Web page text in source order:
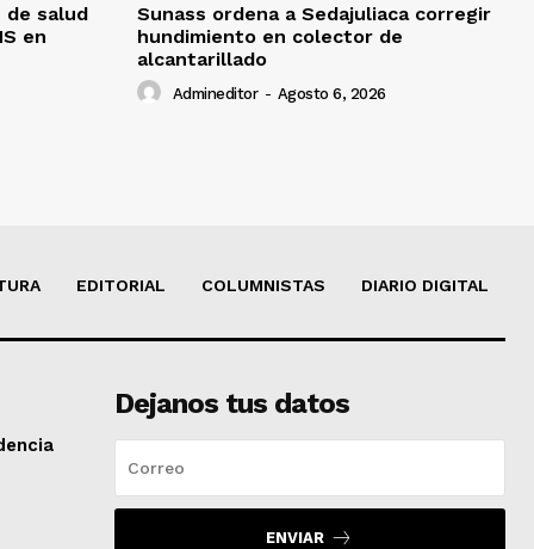
de salud
en
Sunass ordena a Sedajuliaca corregir
hundimiento en colector de
alcantarillado
Admineditor - Agosto 6, 2026
EDITORIAL COLUMNISTAS DIARIO DIGITAL
Dejanos tus datos
ENVIAR